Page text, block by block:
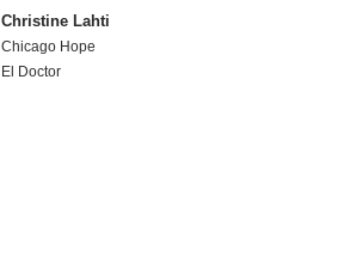
Christine Lahti
Chicago Hope
El Doctor